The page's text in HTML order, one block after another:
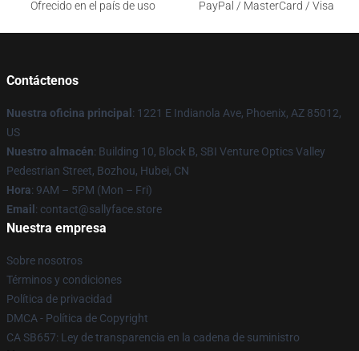
Ofrecido en el país de uso
PayPal / MasterCard / Visa
Contáctenos
Nuestra oficina principal : 1221 E Indianola Ave, Phoenix, AZ 85012,
US
Nuestro almacén: Building 10, Block B, SBI Venture Optics Valley
Pedestrian Street, Bozhou, Hubei, CN
Hora: 9AM – 5PM (Mon – Fri)
Email : contact@sallyface.store
Nuestra empresa
Sobre nosotros
Términos y condiciones
Política de privacidad
DMCA - Política de Copyright
CA SB657: Ley de transparencia en la cadena de suministro